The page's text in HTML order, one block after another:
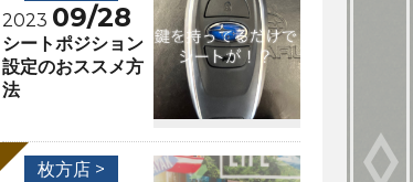
2023 09/28
シートポジション
設定のおススメ方
法
枚方店 >